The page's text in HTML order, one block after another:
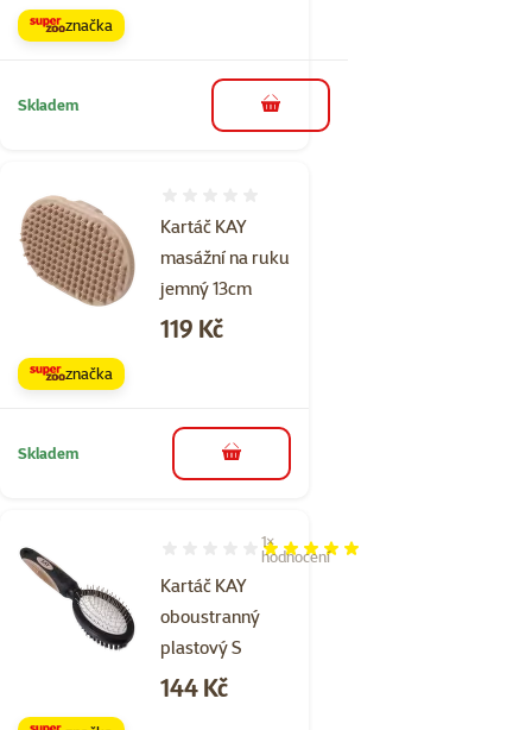
značka
Skladem do košíku
Kartáč KAY
masážní na ruku
jemný 13cm
Cena
119 Kč
značka
Skladem do košíku
Kartáč KAY
oboustranný
plastový S
Hodnocení 100%, počet hodnocení: 1
1×
hodnocení
Cena
144 Kč